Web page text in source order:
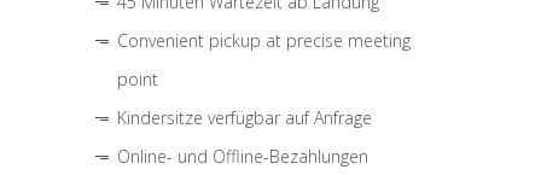
Convenient pickup at precise meeting
point
Kindersitze verfügbar auf Anfrage
Online- und Offline-Bezahlungen